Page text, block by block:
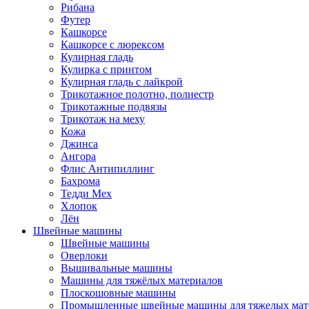
Рибана
Футер
Кашкорсе
Кашкорсе с люрексом
Кулирная гладь
Кулирка с принтом
Кулирная гладь с лайкрой
Трикотажное полотно, полиестр
Трикотажные подвязы
Трикотаж на меху
Кожа
Джинса
Ангора
Флис Антипиллинг
Бахрома
Тедди Мех
Хлопок
Лён
Швейные машины
Швейные машины
Оверлоки
Вышивальные машины
Машины для тяжёлых материалов
Плоскошовные машины
Промышленные швейные машины для тяжелых